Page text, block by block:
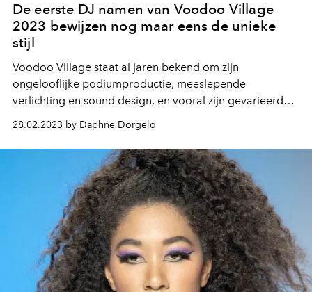
De eerste DJ namen van Voodoo Village
2023 bewijzen nog maar eens de unieke
stijl
Voodoo Village staat al jaren bekend om zijn
ongelooflijke podiumproductie, meeslepende
verlichting en sound design, en vooral zijn gevarieerde
line-up van artiesten.
28.02.2023 by Daphne Dorgelo